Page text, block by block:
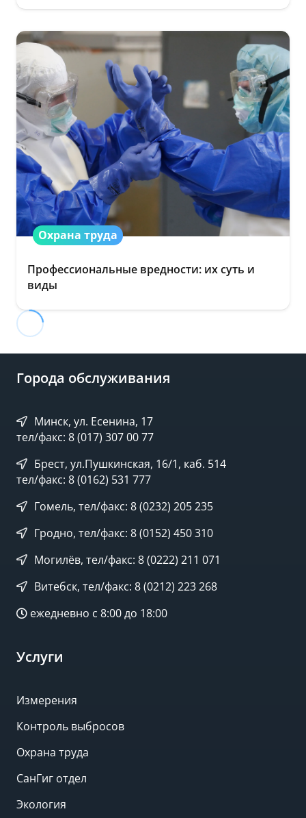
Охрана труда
Профессиональные вредности: их суть и
виды
Города обслуживания
Минск, ул. Есенина, 17
тел/факс: 8 (017) 307 00 77
Брест, ул.Пушкинская, 16/1, каб. 514
тел/факс: 8 (0162) 531 777
Гомель, тел/факс: 8 (0232) 205 235
Гродно, тел/факс: 8 (0152) 450 310
Могилёв, тел/факс: 8 (0222) 211 071
Витебск, тел/факс: 8 (0212) 223 268
ежедневно с 8:00 до 18:00
Услуги
Измерения
Контроль выбросов
Охрана труда
СанГиг отдел
Экология